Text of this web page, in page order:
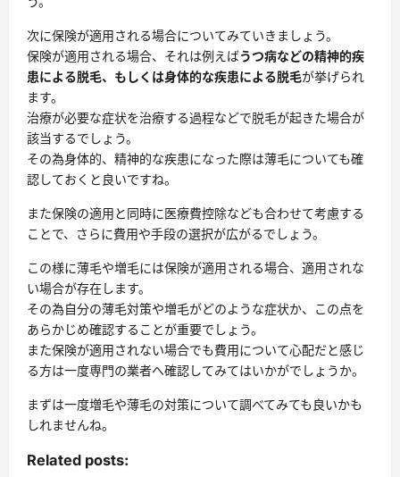
次に保険が適用される場合についてみていきましょう。
保険が適用される場合、それは例えばうつ病などの精神的疾
患による脱毛、もしくは身体的な疾患による脱毛が挙げられ
ます。
治療が必要な症状を治療する過程などで脱毛が起きた場合が
該当するでしょう。
その為身体的、精神的な疾患になった際は薄毛についても確
認しておくと良いですね。
また保険の適用と同時に医療費控除なども合わせて考慮する
ことで、さらに費用や手段の選択が広がるでしょう。
この様に薄毛や増毛には保険が適用される場合、適用されな
い場合が存在します。
その為自分の薄毛対策や増毛がどのような症状か、この点を
あらかじめ確認することが重要でしょう。
また保険が適用されない場合でも費用について心配だと感じ
る方は一度専門の業者へ確認してみてはいかがでしょうか。
まずは一度増毛や薄毛の対策について調べてみても良いかも
しれませんね。
Related posts: